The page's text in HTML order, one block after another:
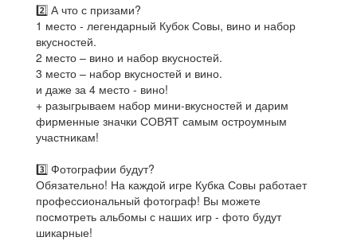
2️⃣ А что с призами?
1 место - легендарный Кубок Совы, вино и набор
вкусностей.
2 место – вино и набор вкусностей.
3 место – набор вкусностей и вино.
и даже за 4 место - вино!
+ разыгрываем набор мини-вкусностей и дарим
фирменные значки СОВЯТ самым остроумным
участникам!
3️⃣ Фотографии будут?
Обязательно! На каждой игре Кубка Совы работает
профессиональный фотограф! Вы можете
посмотреть альбомы с наших игр - фото будут
шикарные!